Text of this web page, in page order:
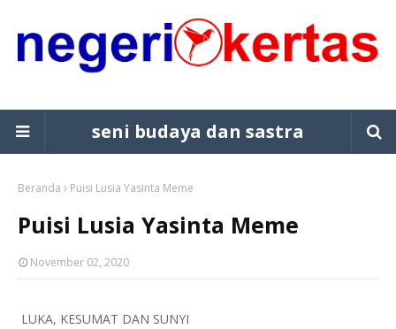
seni budaya dan sastra
Beranda Puisi Lusia Yasinta Meme
Puisi Lusia Yasinta Meme
November 02, 2020
LUKA, KESUMAT DAN SUNYI